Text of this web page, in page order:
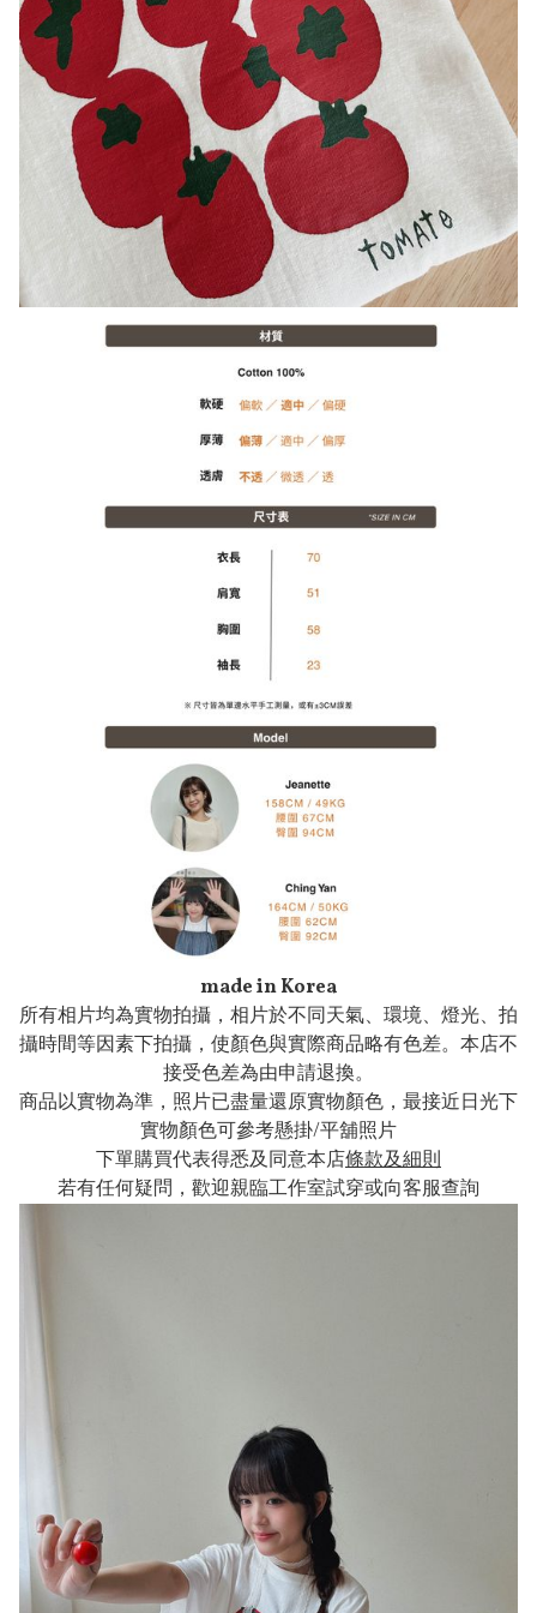
made in Korea
所有相片均為實物拍攝，相片於不同天氣、環境、燈光、拍
攝時間等因素下拍攝，使顏色與實際商品略有色差。本店不
接受色差為由申請退換。
商品以實物為準，照片已盡量還原實物顏色，最接近日光下
實物顏色可參考懸掛/平舖照片
下單購買代表得悉及同意本店條款及細則
若有任何疑問，歡迎親臨工作室試穿或向客服查詢